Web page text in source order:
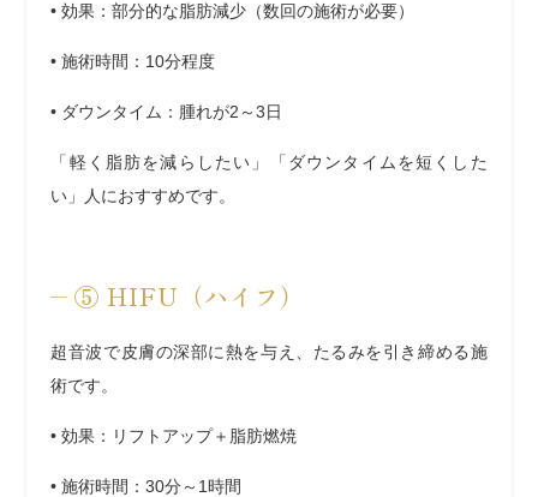
• 効果 ：部分的な脂肪減少（数回の施術が必要）
• 施術時間 ：10分程度
• ダウンタイム ：腫れが2～3日
「軽く脂肪を減らしたい」「ダウンタイムを短くした
い」人におすすめです。
⑤ HIFU（ハイフ）
超音波で皮膚の深部に熱を与え、たるみを引き締める施
術です。
• 効果 ：リフトアップ＋脂肪燃焼
• 施術時間 ：30分～1時間